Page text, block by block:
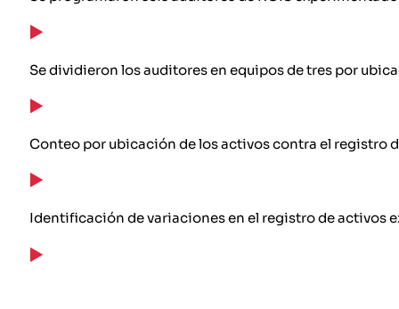
Se dividieron los auditores en equipos de tres por
Conteo por ubicación de los activos contra el registro
Identificación de variaciones en el registro de activos